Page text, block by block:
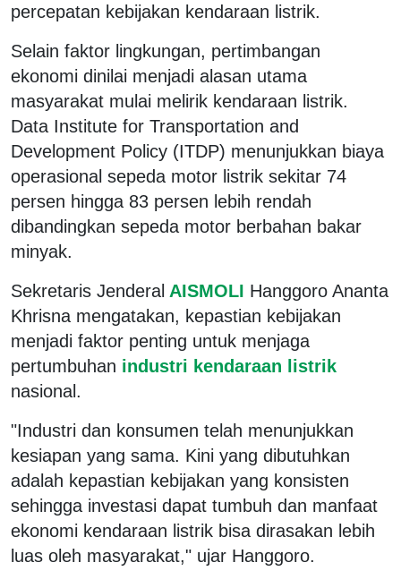
percepatan kebijakan kendaraan listrik.
Selain faktor lingkungan, pertimbangan
ekonomi dinilai menjadi alasan utama
masyarakat mulai melirik kendaraan listrik.
Data Institute for Transportation and
Development Policy (ITDP) menunjukkan biaya
operasional sepeda motor listrik sekitar 74
persen hingga 83 persen lebih rendah
dibandingkan sepeda motor berbahan bakar
minyak.
Sekretaris Jenderal AISMOLI Hanggoro Ananta
Khrisna mengatakan, kepastian kebijakan
menjadi faktor penting untuk menjaga
pertumbuhan industri kendaraan listrik
nasional.
"Industri dan konsumen telah menunjukkan
kesiapan yang sama. Kini yang dibutuhkan
adalah kepastian kebijakan yang konsisten
sehingga investasi dapat tumbuh dan manfaat
ekonomi kendaraan listrik bisa dirasakan lebih
luas oleh masyarakat," ujar Hanggoro.